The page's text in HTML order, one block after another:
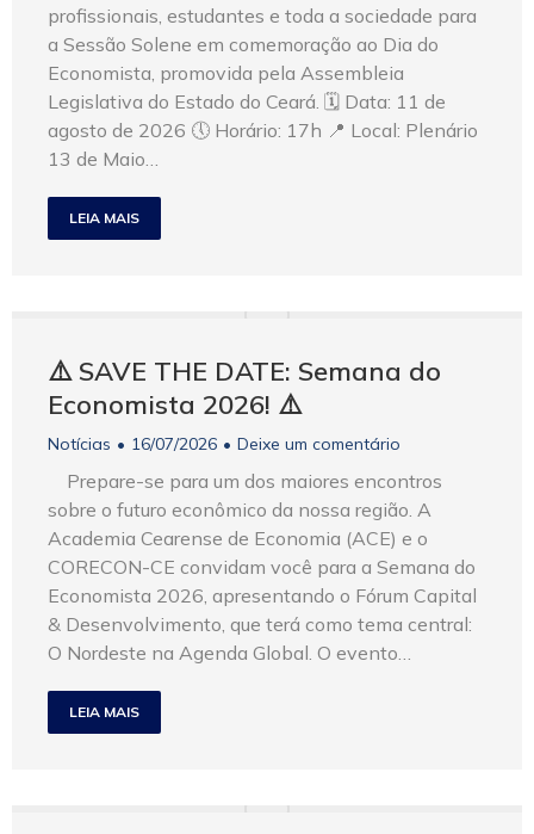
profissionais, estudantes e toda a sociedade para
a Sessão Solene em comemoração ao Dia do
Economista, promovida pela Assembleia
Legislativa do Estado do Ceará. 🗓 Data: 11 de
agosto de 2026 🕔 Horário: 17h 📍 Local: Plenário
13 de Maio…
LEIA MAIS
⚠️ SAVE THE DATE: Semana do
Economista 2026! ⚠️
Notícias 16/07/2026 Deixe um comentário
Prepare-se para um dos maiores encontros
sobre o futuro econômico da nossa região. A
Academia Cearense de Economia (ACE) e o
CORECON-CE convidam você para a Semana do
Economista 2026, apresentando o Fórum Capital
& Desenvolvimento, que terá como tema central:
O Nordeste na Agenda Global. O evento…
LEIA MAIS